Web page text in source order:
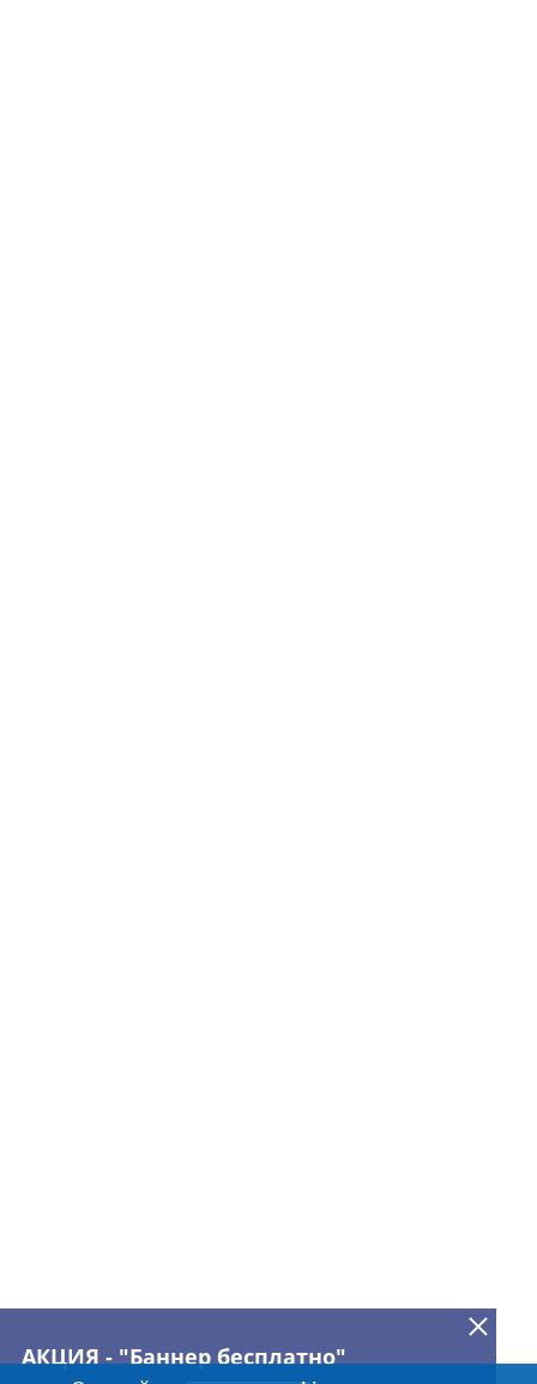
АКЦИЯ - "Баннер бесплатно"